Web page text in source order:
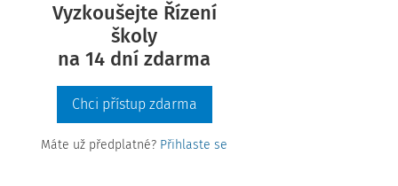
Vyzkoušejte Řízení
školy
na 14 dní zdarma
Chci přístup zdarma
Máte už předplatné? Přihlaste se